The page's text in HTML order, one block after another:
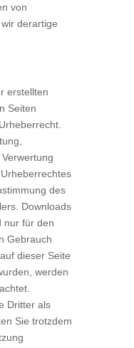
von
derartige
erstellten
Seiten
des
Downloads
nur für den
Gebrauch
dieser Seite
werden
Dritter als
Sie trotzdem